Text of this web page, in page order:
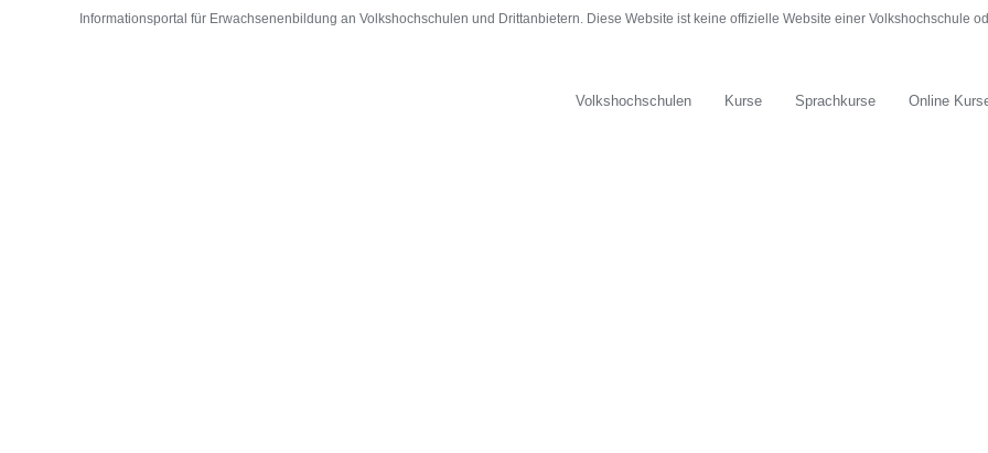
Informationsportal für Erwachsenenbildung an Volkshochschulen und Drittanbietern. Diese Website ist keine offizielle Website einer Volkshochschule
Volkshochschulen Kurse Sprachkurse Online